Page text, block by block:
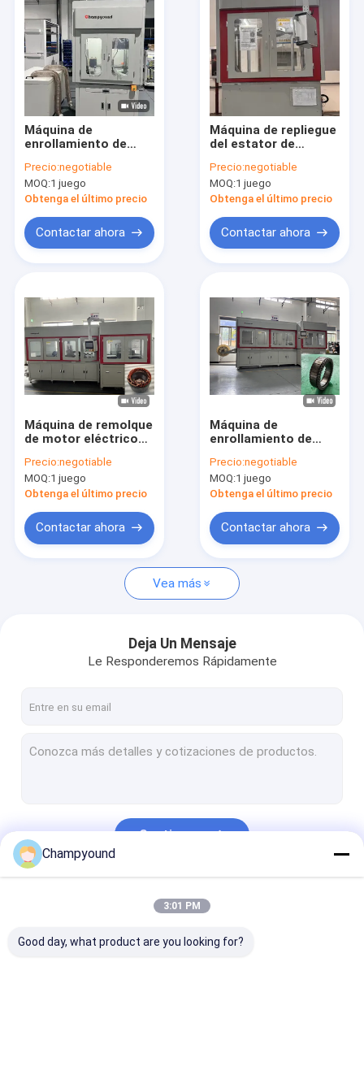
Productos
Videos
Sobre nosotros
Contacto
noticias
Solicitar una cotización
Máquina para quitar el barniz
Máquina de prensado con estator
Máquina de soldadura por láser con estator
Máquina de inserción del estator
Máquina de ensayo de revestimiento de estator
Máquina de
enrollamiento de
de alta velocidad con
extracción de pintura
por láser
Precio:negotiable
MOQ:1 juego
Obtenga el último precio
Contactar ahora
Máquina de repliegue
del estator de
ruedas libres Equipo
de torsión del motor
eléctrico
Precio:negotiable
MOQ:1 juego
Obtenga el último precio
Contactar ahora
Máquina de remolque
de motor eléctrico
pantalla táctil
Precio:negotiable
MOQ:1 juego
Obtenga el último precio
Contactar ahora
Máquina de
enrollamiento de
para automóviles de
pasajeros de clase B
C
Precio:negotiable
MOQ:1 juego
Obtenga el último precio
Contactar ahora
Vea más
Deja Un Mensaje
Le Responderemos Rápidamente
Continuar
Nuestras Categorías
Champyound
3:01 PM
Good day, what product are you looking for?